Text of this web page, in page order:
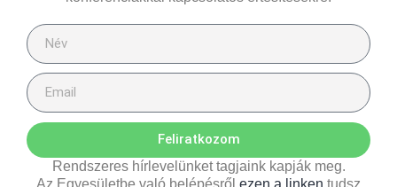
Feliratkozom
Rendszeres hírlevelünket tagjaink kapják meg.
Az Egyesületbe való belépésről ezen a linken tudsz